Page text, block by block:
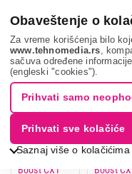
Obaveštenje o
Za vreme korišćenja bilo
www.tehnomedia.rs ,
sačuva određene
(engleski "cookies").
Saznaj više o kolačićima
Prihvati samo
Prihvati sve kolačiće
Miele boost cx1...